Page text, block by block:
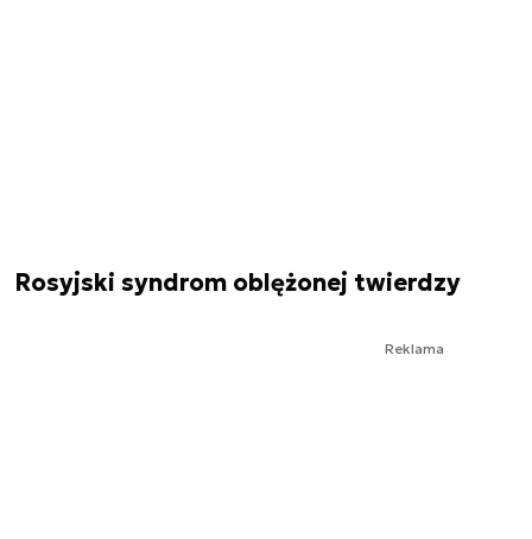
Rosyjski syndrom oblężonej twierdzy
Reklama